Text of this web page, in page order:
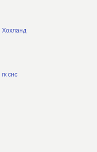
Хохланд
гк снс